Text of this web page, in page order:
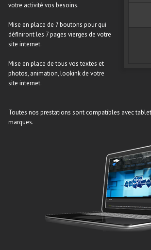
votre activité vos besoins.
Mise en place de 7 boutons pour qui
définiront les 7 pages vierges de votre
site internet.
Mise en place de tous vos textes et
photos, animation, lookink de votre
site internet.
Toutes nos prestations sont compatibles avec
marques.